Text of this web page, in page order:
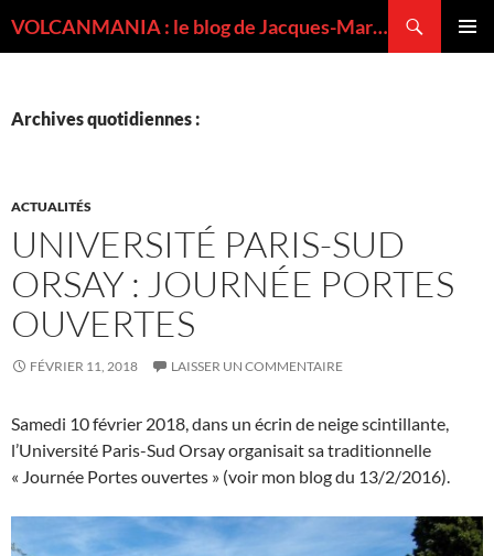
VOLCANMANIA : le blog de Jacques-Marie BARDINTZEFF, volcanologue
Archives quotidiennes :
ACTUALITÉS
UNIVERSITÉ PARIS-SUD
ORSAY : JOURNÉE PORTES
OUVERTES
FÉVRIER 11, 2018 LAISSER UN COMMENTAIRE
Samedi 10 février 2018, dans un écrin de neige scintillante,
l’Université Paris-Sud Orsay organisait sa traditionnelle
« Journée Portes ouvertes » (voir mon blog du 13/2/2016).